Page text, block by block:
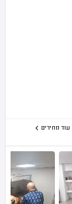
עוד מחירים